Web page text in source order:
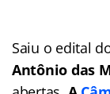
Saiu o edital
Antônio das